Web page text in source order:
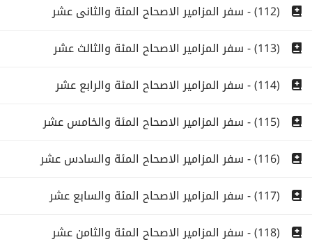
(112) - سفر المزامير الاصحاح المئة والثانى عشر
(113) - سفر المزامير الاصحاح المئة والثالث عشر
(114) - سفر المزامير الاصحاح المئة والرابع عشر
(115) - سفر المزامير الاصحاح المئة والخامس عشر
(116) - سفر المزامير الاصحاح المئة والسادس عشر
(117) - سفر المزامير الاصحاح المئة والسابع عشر
(118) - سفر المزامير الاصحاح المئة والثامن عشر